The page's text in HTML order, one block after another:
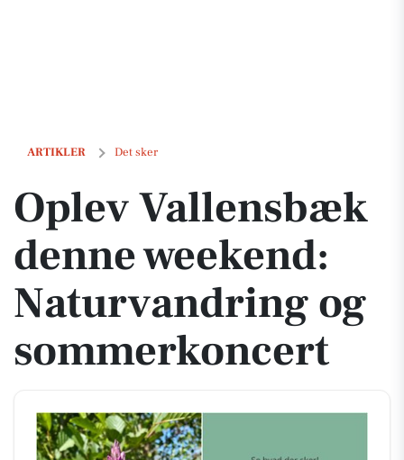
ARTIKLER Det sker
Oplev Vallensbæk denne weekend: Naturvandring og
Oplev Vallensbæk
denne weekend:
Naturvandring og
sommerkoncert